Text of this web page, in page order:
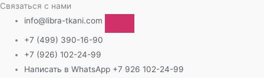
Связаться с нами
info@libra-tkani.com
+7 (499) 390-16-90
+7 (926) 102-24-99
Написать в WhatsApp +7 926 102-24-99